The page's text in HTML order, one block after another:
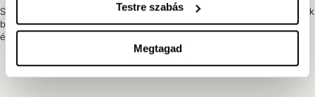
Testre szabás
Megtagad
Szállodánkban a reggeli a vendégek egyik kedvenc rituáléja: a helyi ízek
bőséges választéka mellett figyelhetik meg, ahogy Opatija főutcája
életre kel a reggeli lágy fényekben.